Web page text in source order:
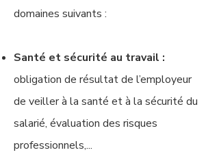
domaines suivants :
Santé et sécurité au travail :
obligation de résultat de l’employeur
de veiller à la santé et à la sécurité du
salarié, évaluation des risques
professionnels,...